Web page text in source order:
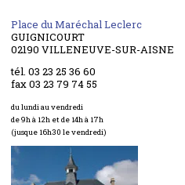
Place du Maréchal Leclerc
GUIGNICOURT
02190 VILLENEUVE-SUR-AISNE
tél. 03 23 25 36 60
fax 03 23 79 74 55
du lundi au vendredi
de 9h à 12h et de 14h à 17h
(jusque 16h30 le vendredi)